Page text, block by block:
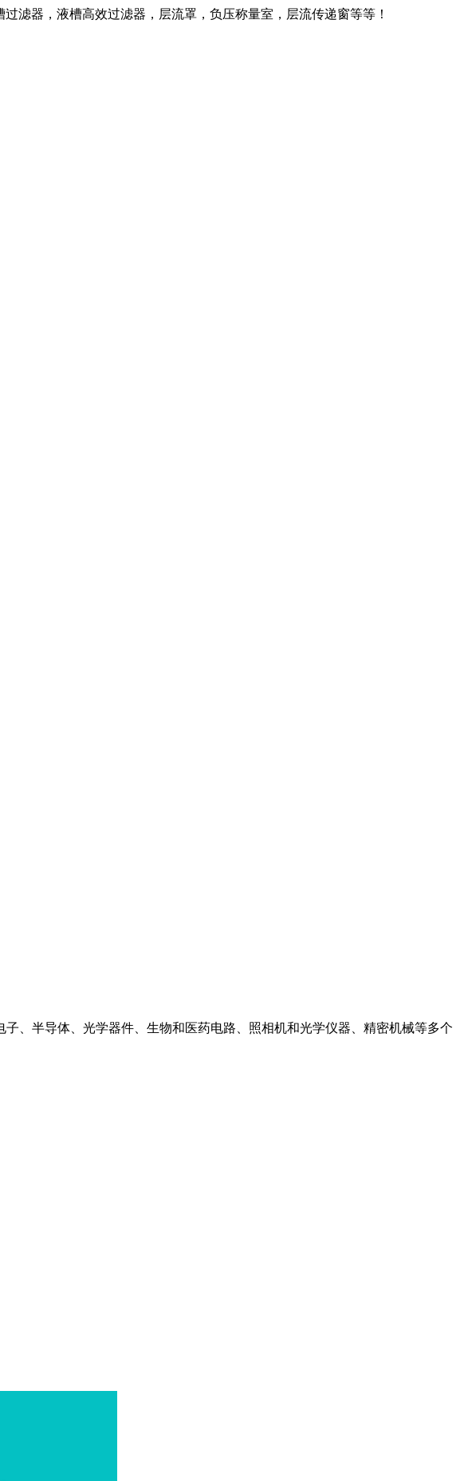
滤器，液槽高效过滤器，层流罩，负压称量室，层流传递窗等等！
、半导体、光学器件、生物和医药电路、照相机和光学仪器、精密机械等多个